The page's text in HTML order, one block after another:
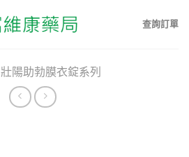
查詢訂單
壯陽助勃膜衣錠系列